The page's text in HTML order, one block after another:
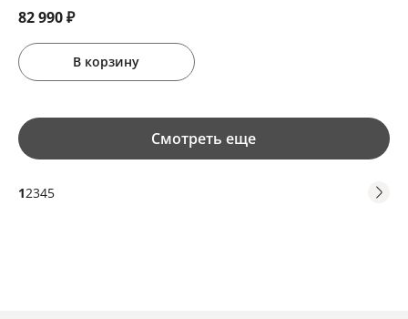
82 990₽
В корзину
Смотреть еще
12345